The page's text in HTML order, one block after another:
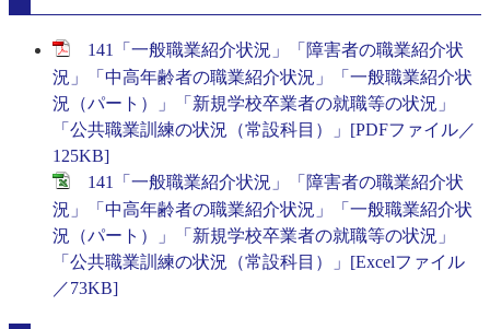
141「一般職業紹介状況」「障害者の職業紹介状
況」「中高年齢者の職業紹介状況」「一般職業紹介状
況（パート）」「新規学校卒業者の就職等の状況」
「公共職業訓練の状況（常設科目）」[PDFファイル／
125KB]
141「一般職業紹介状況」「障害者の職業紹介状
況」「中高年齢者の職業紹介状況」「一般職業紹介状
況（パート）」「新規学校卒業者の就職等の状況」
「公共職業訓練の状況（常設科目）」[Excelファイル
／73KB]